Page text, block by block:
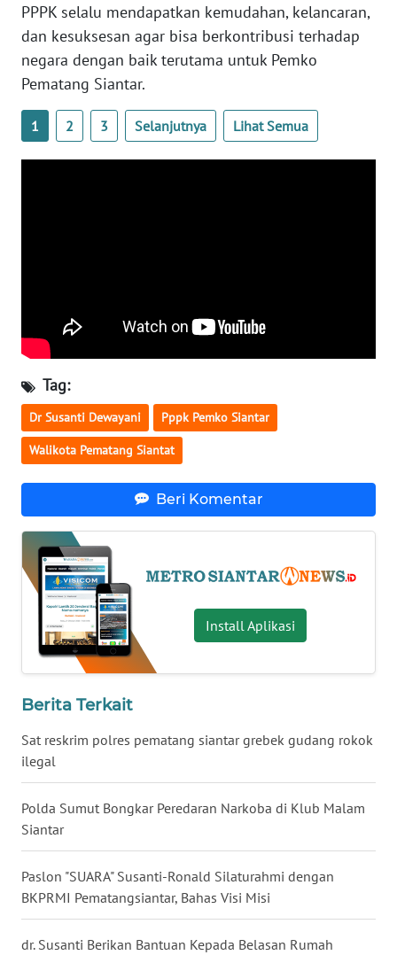
PPPK selalu mendapatkan kemudahan, kelancaran,
dan kesuksesan agar bisa berkontribusi terhadap
negara dengan baik terutama untuk Pemko
Pematang Siantar.
1 2 3 Selanjutnya Lihat Semua
Tag:
Dr Susanti Dewayani Pppk Pemko Siantar
Walikota Pematang Siantat
Beri Komentar
Install Aplikasi
Berita Terkait
Sat reskrim polres pematang siantar grebek gudang rokok
ilegal
Polda Sumut Bongkar Peredaran Narkoba di Klub Malam
Siantar
Paslon "SUARA" Susanti-Ronald Silaturahmi dengan
BKPRMI Pematangsiantar, Bahas Visi Misi
dr. Susanti Berikan Bantuan Kepada Belasan Rumah
NUSANTARA
WN
JOGJA
JATIM
WN
KALTENG
WN
KALTARA
WN
WN
KALTIM
WN
SULSEL
WN
GORONTALO
SULUT
WN
MALUKU
WN